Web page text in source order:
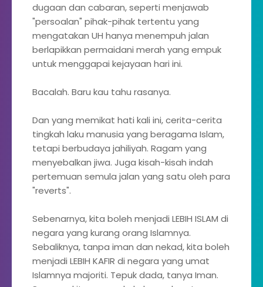
dugaan dan cabaran, seperti menjawab
"persoalan" pihak-pihak tertentu yang
mengatakan UH hanya menempuh jalan
berlapikkan permaidani merah yang empuk
untuk menggapai kejayaan hari ini.
Bacalah. Baru kau tahu rasanya.
Dan yang memikat hati kali ini, cerita-cerita
tingkah laku manusia yang beragama Islam,
tetapi berbudaya jahiliyah. Ragam yang
menyebalkan jiwa. Juga kisah-kisah indah
pertemuan semula jalan yang satu oleh para
"reverts".
Sebenarnya, kita boleh menjadi LEBIH ISLAM di
negara yang kurang orang Islamnya.
Sebaliknya, tanpa iman dan nekad, kita boleh
menjadi LEBIH KAFIR di negara yang umat
Islamnya majoriti. Tepuk dada, tanya Iman.